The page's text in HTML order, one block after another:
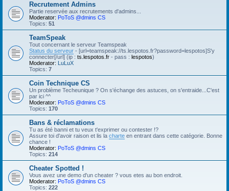
Recrutement Admins
Partie reservée aux recrutements d'admins...
Moderator: PoToS @dmins CS
Topics: 51
TeamSpeak
Tout concernant le serveur Teamspeak
Status du serveur - [url=teamspeak://ts.lespotos.fr?password=lespotos]S'y
connecter[/url] (ip : ts.lespotos.fr - pass : lespotos)
Moderator: LuLuX
Topics: 7
Coin Technique CS
Un problème Techeunique ? On s'échange des astuces, on s'entraide...C'est
par ici ^^
Moderator: PoToS @dmins CS
Topics: 170
Bans & réclamations
Tu as été banni et tu veux t'exprimer ou contester !?
Assure toi d'avoir raison et lis la charte en entrant dans cette catégorie. Bonne
chance !
Moderator: PoToS @dmins CS
Topics: 214
Cheater Spotted !
Vous avez une demo d'un cheater ? vous etes au bon endroit.
Moderator: PoToS @dmins CS
Topics: 222